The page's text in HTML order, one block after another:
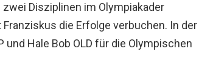
Disziplinen im Olympiakader
die Erfolge verbuchen. In der
Hale Bob OLD für die Olympischen